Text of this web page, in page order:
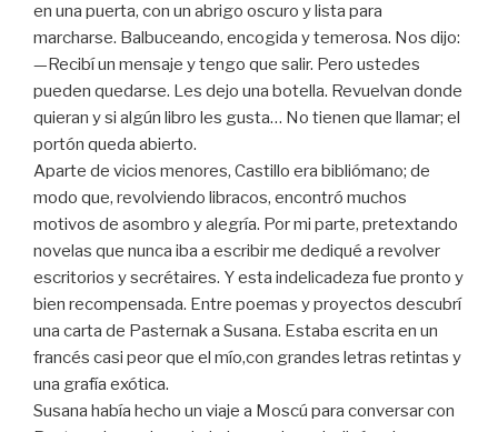
en una puerta, con un abrigo oscuro y lista para
marcharse. Balbuceando, encogida y temerosa. Nos dijo:
—Recibí un mensaje y tengo que salir. Pero ustedes
pueden quedarse. Les dejo una botella. Revuelvan donde
quieran y si algún libro les gusta… No tienen que llamar; el
portón queda abierto.
Aparte de vicios menores, Castillo era bibliómano; de
modo que, revolviendo libracos, encontró muchos
motivos de asombro y alegría. Por mi parte, pretextando
novelas que nunca iba a escribir me dediqué a revolver
escritorios y secrétaires. Y esta indelicadeza fue pronto y
bien recompensada. Entre poemas y proyectos descubrí
una carta de Pasternak a Susana. Estaba escrita en un
francés casi peor que el mío,con grandes letras retintas y
una grafía exótica.
Susana había hecho un viaje a Moscú para conversar con